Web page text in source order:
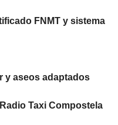
FNMT y sistema
y aseos adaptados
Radio Taxi Compostela